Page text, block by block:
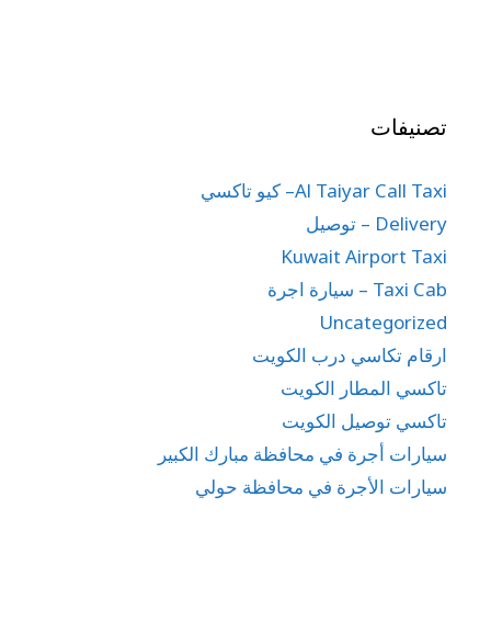
تصنيفات
Al Taiyar Call Taxi– كيو تاكسي
Delivery – توصيل
Kuwait Airport Taxi
Taxi Cab – سيارة اجرة
Uncategorized
ارقام تكاسي درب الكويت
تاكسي المطار الكويت
تاكسي توصيل الكويت
سيارات أجرة في محافظة مبارك الكبير
سيارات الأجرة في محافظة حولي